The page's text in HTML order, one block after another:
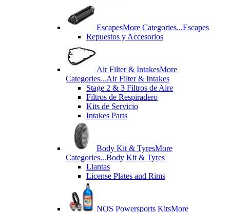
EscapesMore Categories...Escapes
Repuestos y Accesorios
Air Filter & IntakesMore
Categories...Air Filter & Intakes
Stage 2 & 3 Filtros de Aire
Filtros de Respiradero
Kits de Servicio
Intakes Parts
Body Kit & TyresMore
Categories...Body Kit & Tyres
Llantas
License Plates and Rims
NOS Powersports KitsMore